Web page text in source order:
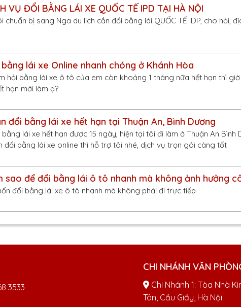
VỤ ĐỔI BẰNG LÁI XE QUỐC TẾ IPD TẠI HÀ NỘI
chuẩn bị sang Nga du lịch cần đổi bằng lái QUỐC TẾ IDP, cho hỏi,
lái xe Online nhanh chóng ở Khánh Hòa
hỏi bằng lái xe ô tô của em còn khoảng 1 tháng nữa hết hạn thì
hạn mới làm ạ?
đổi bằng lái xe hết hạn tại Thuận An, Bình Dương
lái xe hết hạn được 15 ngày, hiện tại tôi đi làm ở Thuận An
đổi bằng lái xe online thì hỗ trợ tôi nhé, dịch vụ trọn gói càng tốt
sao để đổi bằng lái ô tô nhanh mà không ảnh hưởng
đổi bằng lái xe ô tô nhanh mà không phải đi trực tiếp
3533
CHI NHÁNH VĂN
Chi Nhánh 1: Tòa Nhà
Tân, Cầu Giấy, Hà Nội